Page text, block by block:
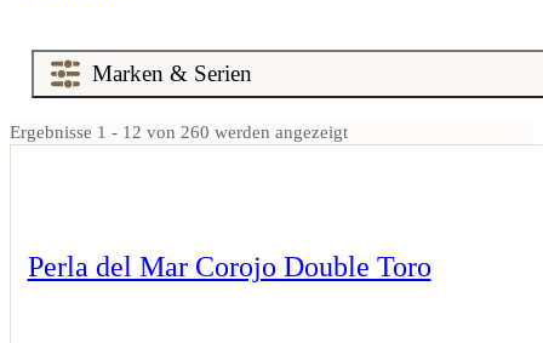
Ergebnisse 1 - 12 von 260 werden angezeigt
Perla del Mar Corojo Double Toro